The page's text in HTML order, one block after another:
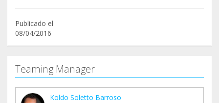
Publicado el
08/04/2016
Teaming Manager
Koldo Soletto Barroso